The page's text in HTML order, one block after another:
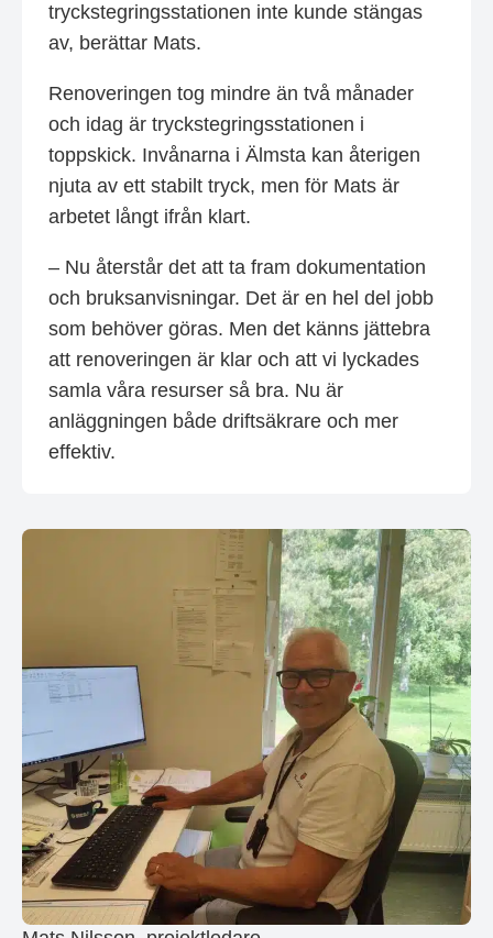
tryckstegringsstationen inte kunde stängas
av, berättar Mats.
Renoveringen tog mindre än två månader
och idag är tryckstegringsstationen i
toppskick. Invånarna i Älmsta kan återigen
njuta av ett stabilt tryck, men för Mats är
arbetet långt ifrån klart.
– Nu återstår det att ta fram dokumentation
och bruksanvisningar. Det är en hel del jobb
som behöver göras. Men det känns jättebra
att renoveringen är klar och att vi lyckades
samla våra resurser så bra. Nu är
anläggningen både driftsäkrare och mer
effektiv.